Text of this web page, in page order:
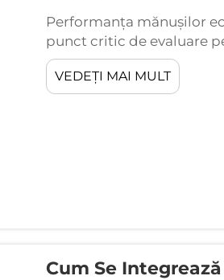
Performanța mănușilor
punct critic de evaluare
durabile. Pe măsură ce
responsabilității de
VEDEȚI MAI MULT
Cum Se